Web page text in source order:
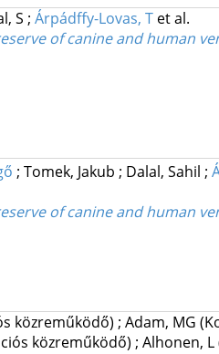
S ; Árpádffy-Lovas, T et al.
of canine and human
; Tomek, Jakub ; Dalal, Sahil ;
of canine and human
közreműködő) ; Adam, MG
közreműködő) ; Alhonen, L